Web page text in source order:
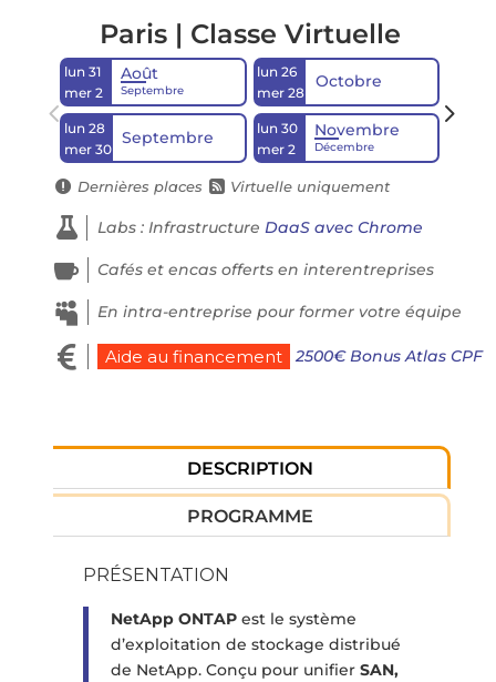
Paris | Classe Virtuelle
lun 31
mer 2
Août
Septembre
lun 28
mer 30
Septembre
lun 26
mer 28
Octobre
lun 30
mer 2
Novembre
Décembre
 Dernières places  Virtuelle uniquement
 Labs : Infrastructure DaaS avec Chrome
 Cafés et encas offerts en interentreprises
 En intra-entreprise pour former votre équipe
 Aide au financement 2500€ Bonus Atlas CPF
DESCRIPTION
PROGRAMME
PRÉSENTATION
NetApp ONTAPest le système
d’exploitation de stockage distribué
de NetApp. Conçu pour unifier SAN,